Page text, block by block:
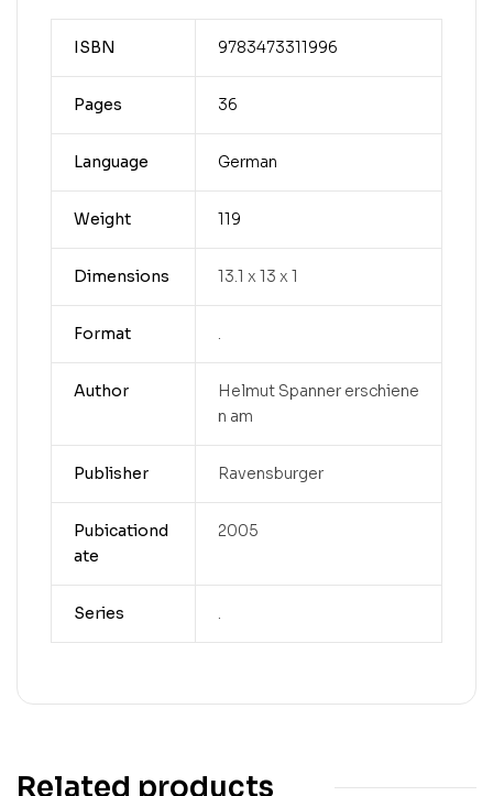
ISBN 9783473311996
Pages 36
Language German
Weight 119
Dimensions 13.1 x 13 x 1
Format .
Author
Helmut Spanner erschiene
n am
Publisher Ravensburger
Pubicationd
ate
2005
Series .
Related products